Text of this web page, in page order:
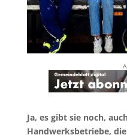
Ja, es gibt sie noch,
Handwerksbetriebe,